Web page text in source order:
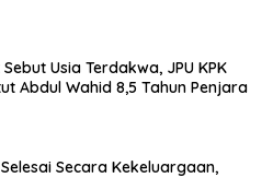
Usia Terdakwa, JPU KPK
Abdul Wahid 8,5 Tahun Penjara
Secara Kekeluargaan,